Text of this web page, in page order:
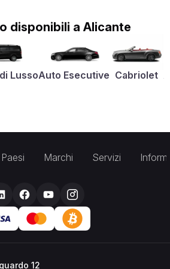
disponibili a Alicante
LussoAuto Esecutive Cabriolet
Paesi Marchi Servizi
12